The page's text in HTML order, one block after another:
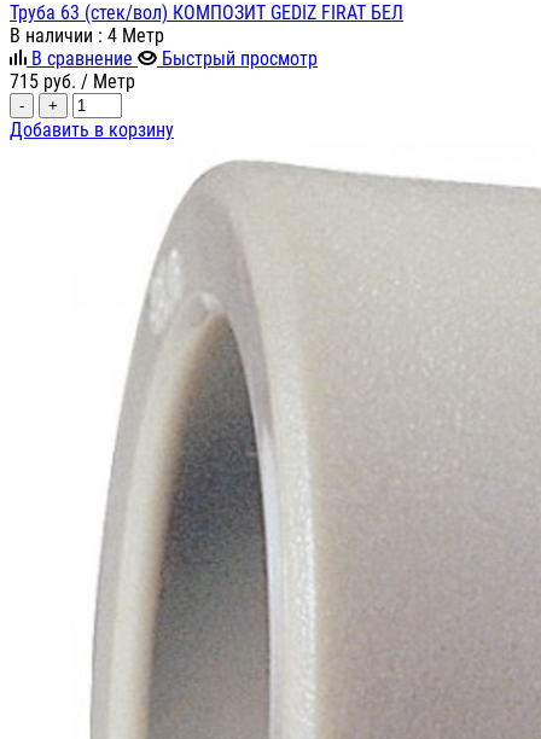
Труба 63 (стек/вол) КОМПОЗИТ GEDIZ FIRAT БЕЛ
В наличии : 4 Метр
В сравнение
Быстрый просмотр
715 руб. / Метр
- +
Добавить в корзину